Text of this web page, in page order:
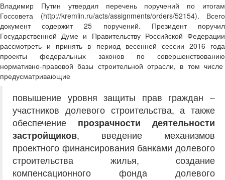
Владимир Путин утвердил перечень поручений по итогам
Госсовета (http://kremlin.ru/acts/assignments/orders/52154). Всего
документ содержит 25 поручений. Президент поручил
Государственной Думе и Правительству Российской Федерации
рассмотреть и принять в период весенней сессии 2016 года
проекты федеральных законов по совершенствованию
нормативно-правовой базы строительной отрасли, в том числе
предусматривающие
повышение уровня защиты прав граждан –
участников долевого строительства, а также
обеспечение прозрачности деятельности
застройщиков, введение механизмов
проектного финансирования банками долевого
строительства жилья, создание
компенсационного фонда долевого